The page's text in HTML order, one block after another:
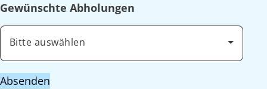
Gewünschte Abholungen
Bitte auswählen
Absenden